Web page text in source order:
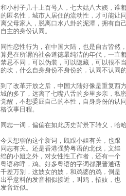
和小村子几十上百号人，七大姑八大姨，谁
的匿名性，城市人居住的流动性，才可能让
离父母家人，脱离口水八卦的泥潭，拥有自
自主的身份认同。
同性恋性行为，在中国大陆，也是自古皆然
算是在所谓的社会道德最纯洁的年代，一直
禁忌不同，可以伪装，可以隐藏，可以很不
的坎，什么自身身份不身份的，认同不认同
到了改革开放之后，中国大陆好像是重复西
城的多了，远离了七嘴八舌的乡里乡亲，私
觉醒，不想委屈自己的本性，自身身份的认
格议事日程。
同志一词，偏偏在如此历史背景下转义，哈
今天想聊的这个新词，既跟小姐有关，也跟
同志有关。还是香港强势粤语的北伐，文绉
绉的小姐之外，对女性性工作者，还有一个
粤语称呼，鸡。好多粤语的字词都跟普通话
千差万别，这妓女的妓，和鸡婆的鸡，倒是
出乎意料的发音相似接近，叫鸡，招妓，也
发音近似。